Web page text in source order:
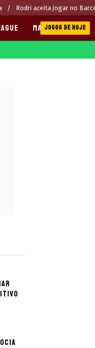
Rodri aceita jogar no
MANCHESTER CITY
JOGOS DE HOJE